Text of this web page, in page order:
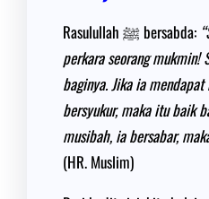
Rasulullah ﷺ bersabda:
perkara seorang mukmin!
baginya. Jika ia
bersyukur, maka itu baik
musibah, ia bersabar,
(HR. Muslim)